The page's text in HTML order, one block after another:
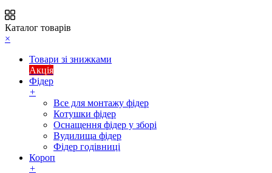
Каталог товарів
×
Товари зі знижками
Акція
Фідер
+
Все для монтажу фідер
Котушки фідер
Оснащення фідер у зборі
Вудилища фідер
Фідер годівниці
Короп
+